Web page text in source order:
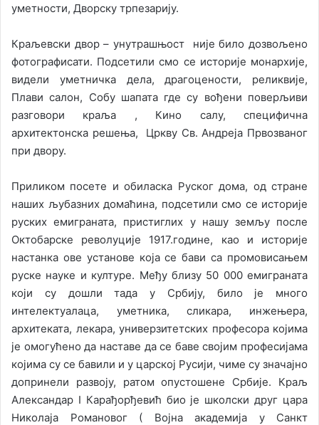
уметности, Дворску трпезарију.
Краљевски двор – унутрашњост није било дозвољено
фотографисати. Подсетили смо се историје монархије,
видели уметничка дела, драгоцености, реликвије,
Плави салон, Собу шапата где су вођени поверљиви
разговори краља , Кино салу, специфична
архитектонска решења, Цркву Св. Андреја Првозваног
при двору.
Приликом посете и обиласка Руског дома, од стране
наших љубазних домаћина, подсетили смо се историје
руских емиграната, пристиглих у нашу земљу после
Октобарске револуције 1917.године, као и историје
настанка ове установе која се бави са промовисањем
руске науке и културе. Међу близу 50 000 емиграната
који су дошли тада у Србију, било је много
интелектуалаца, уметника, сликара, инжењера,
архитеката, лекара, универзитетских професора којима
је омогућено да наставе да се баве својим професијама
којима су се бавили и у царској Русији, чиме су значајно
допринели развоју, ратом опустошене Србије. Краљ
Александар I Карађорђевић био је школски друг цара
Николаја Романовог ( Војна академија у Санкт